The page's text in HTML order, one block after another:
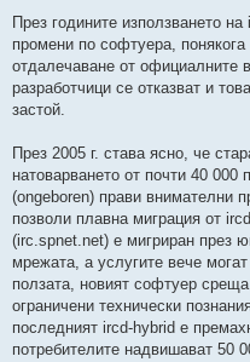
През годините използването
промени по софтуера,
отдалечаване от официалните
разработчици се отказват и
застой.
През 2005 г. става ясно, че
натоварването от почти 40 000
(ongeboren) прави внимателни
позволи плавна миграция от
(irc.spnet.net) е мигриран през
мрежата, а услугите вече
ползата, новият софтуер
ограничени технически
последният ircd-hybrid е
потребителите надвишават 50